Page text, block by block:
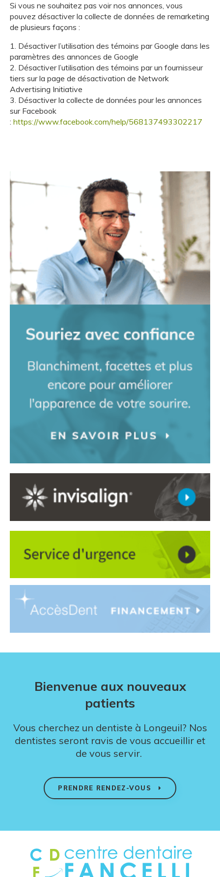
Si vous ne souhaitez pas voir nos annonces, vous
pouvez désactiver la collecte de données de remarketing
de plusieurs façons :
1. Désactiver l’utilisation des témoins par Google dans les
paramètres des annonces de Google
2. Désactiver l’utilisation des témoins par un fournisseur
tiers sur la page de désactivation de Network
Advertising Initiative
3. Désactiver la collecte de données pour les annonces
sur Facebook
: https://www.facebook.com/help/568137493302217
Bienvenue aux nouveaux
patients
Vous cherchez un dentiste à Longeuil? Nos
dentistes seront ravis de vous accueillir et
de vous servir.
PRENDRE RENDEZ-VOUS